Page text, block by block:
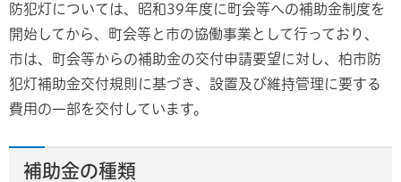
防犯灯については、昭和39年度に町会等への補助金制度を
開始してから、町会等と市の協働事業として行っており、
市は、町会等からの補助金の交付申請要望に対し、柏市防
犯灯補助金交付規則に基づき、設置及び維持管理に要する
費用の一部を交付しています。
補助金の種類